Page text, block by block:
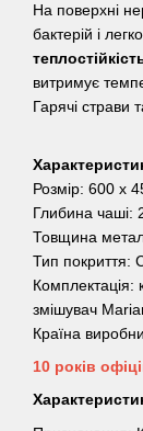
На поверхні
бактерій і
витримує
Гарячі страви
Розмір: 600 х
Глибина чаші:
Товщина
Тип покриття:
Комплектація:
змішувач
Країна
10 років